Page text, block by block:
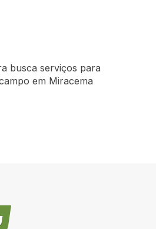
busca serviços para
em Miracema